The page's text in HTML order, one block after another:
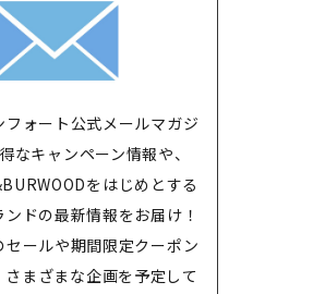
フォート公式メールマガジ
なキャンペーン情報や、
をはじめとする
ドの最新情報をお届け！
セールや期間限定クーポン
さまざまな企画を予定して